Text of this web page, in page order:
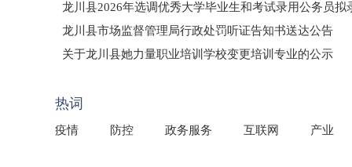
龙川县2026年选调优秀大学毕业生和考试录用公务员拟
龙川县市场监督管理局行政处罚听证告知书送达公告
（龙市监罚送告〔2026〕71号）
关于龙川县她力量职业培训学校变更培训专业的公示
热词
疫情 防控 政务服务 互联网 产业